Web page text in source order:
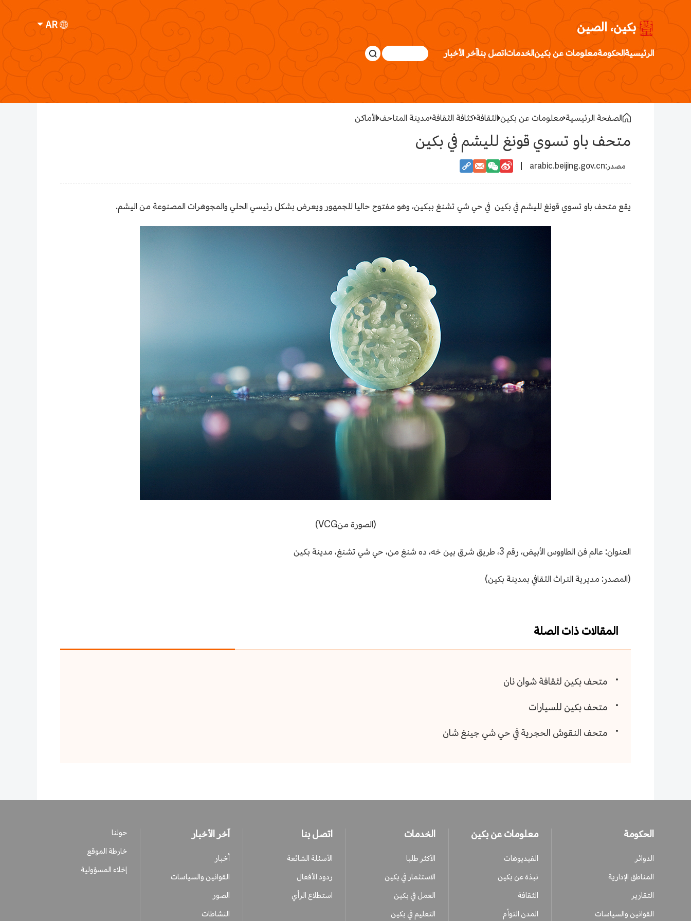
بكين، الصين AR
الرئيسيةالحكومةمعلومات عن بكينالخدماتاتصل بناآخر الأخبار
الصفحة الرئيسية معلومات عن بكين الثقافةكثافة الثقافة مدينة المتاحف الأماكن
متحف باو تسوي قونغ لليشم في بكين
arabic.beijing.gov.cn
يقع متحف باو تسوي قونغ لليشم في بكين في حي شي تشنغ ببكين، وهو مفتوح حاليا للجمهور ويعرض بشكل رئيسي الحلي والمجوهرات المصنوعة من اليشم.
(الصورة منVCG)
العنوان: عالم فن الطاووس الأبيض، رقم 3، طريق شرق بين خه، ده شنغ من، حي شي تشنغ، مدينة بكين
(المصدر: مديرية التراث الثقافي بمدينة بكين)
المقالات ذات الصلة
متحف بكين لثقافة شوان نان
متحف بكين للسيارات
متحف النقوش الحجرية في حي شي جينغ شان
الحكومة
الدوائر
المناطق الإدارية
التقارير
القوانين والسياسات
معلومات عن بكين
الفيديوهات
نبذة عن بكين
الثقافة
المدن التوأم
الخدمات
الأكثر طلبا
الاستثمار في بكين
العمل في بكين
التعليم في بكين
اتصل بنا
الأسئلة الشائعة
ردود الأفعال
استطلاع الرأي
آخر الأخبار
أخبار
القوانين والسياسات
الصور
النشاطات
حولنا
خارطة الموقع
إخلاء المسؤولية